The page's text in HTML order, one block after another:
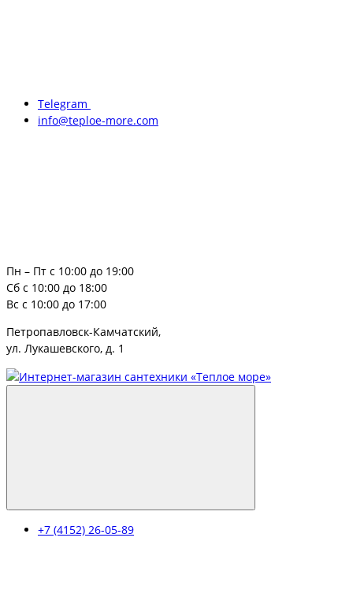
Telegram
info@teploe-more.com
Пн – Пт с 10:00 до 19:00
Сб с 10:00 до 18:00
Вс с 10:00 до 17:00
Петропавловск-Камчатский,
ул. Лукашевского, д. 1
+7 (4152) 26-05-89